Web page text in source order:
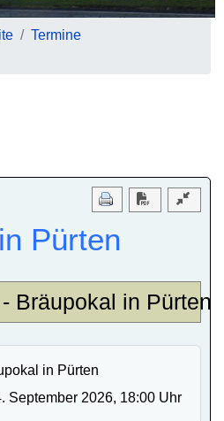
Termine
Download PDF
Pürten
Bräupokal in Pürten
in Pürten
September 2026, 18:00 Uhr